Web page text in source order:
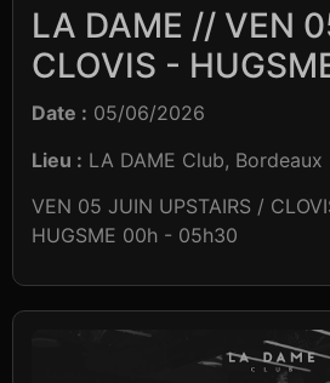
LA DAME // VEN
CLOVIS -
Date : 05/06/2026
Lieu : LA DAME Club, Bordeaux
VEN 05 JUIN UPSTAIRS /
HUGSME 00h - 05h30